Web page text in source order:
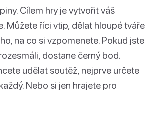
Cílem hry je vytvořit váš
Můžete říci vtip, dělat hloupé tváře
na co si vzpomenete. Pokud jste
dostane černý bod.
udělat soutěž, nejprve určete
Nebo si jen hrajete pro